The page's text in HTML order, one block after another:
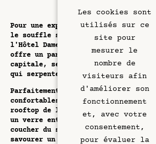
Chambres &
Pour une expérience inoubliable et
le souffle sur Paris, rendez-vous
l'Hôtel Dame des Arts. Ce
offre un panorama saisissant sur
capitale, ses monuments
qui serpente au cœur de la ville.
Parfaitement aménagé avec des
confortables, des tables et des
rooftop de l'hôtel est l'endroit
un verre entre amis ou en famille,
coucher du soleil qui embrase le
savourer un repas gastronomique
Les cookies sont
utilisés sur ce
site pour
mesurer le
nombre de
visiteurs afin
d'améliorer son
fonctionnement
et, avec votre
consentement,
pour évaluer la